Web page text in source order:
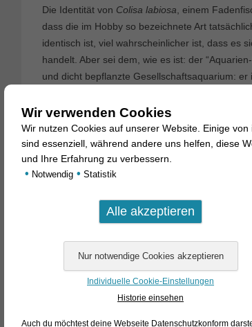
Die Identität von Colisa labiosa , einem
dass die im Hobby so bezeichnete Art
identisch ist, viel wahrscheinlicher ist, dass es
handelt. Aber sei dem, wie es ist: der
und dicht bepflanzte Gesellschaftsaquarium:
Wir verwenden Cookies
Wir nutzen Cookies auf unserer Website. Einige von
sind essenziell, während andere uns helfen, diese
und Ihre Erfahrung zu verbessern.
• Notwendig • Statistik
Individuelle Cookie-Einstellungen
Historie einsehen
Auch du möchtest deine Webseite Datenschutzkonform